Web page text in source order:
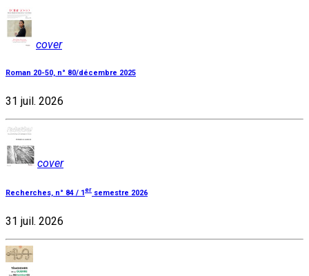
cover
Roman 20-50, n° 80/décembre 2025
31 juil. 2026
cover
Recherches, n° 84 / 1 er semestre 2026
31 juil. 2026